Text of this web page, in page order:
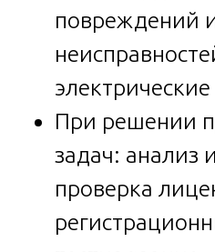
повреждений
При решении
задач: анализ
проверка